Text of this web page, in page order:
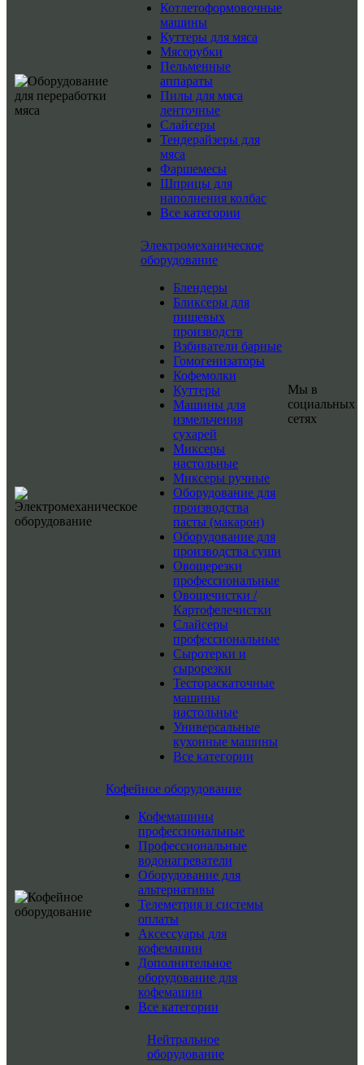
Котлетоформовочные
машины
Куттеры для мяса
Мясорубки
Пельменные
аппараты
Пилы для мяса
ленточные
Слайсеры
Тендерайзеры для
мяса
Фаршемесы
Шприцы для
наполнения колбас
Все категории
Электромеханическое
оборудование
Блендеры
Бликсеры для
пищевых
производств
Взбиватели барные
Гомогенизаторы
Кофемолки
Куттеры
Машины для
измельчения
сухарей
Миксеры
настольные
Миксеры ручные
Оборудование для
производства
пасты (макарон)
Оборудование для
производства суши
Овощерезки
профессиональные
Овощечистки /
Картофелечистки
Слайсеры
профессиональные
Сыротерки и
сырорезки
Тестораскаточные
машины
настольные
Универсальные
кухонные машины
Все категории
Кофейное оборудование
Кофемашины
профессиональные
Профессиональные
водонагреватели
Оборудование для
альтернативы
Телеметрия и системы
оплаты
Аксессуары для
кофемашин
Дополнительное
оборудование для
кофемашин
Все категории
Нейтральное
оборудование
Мы в
социальных
сетях